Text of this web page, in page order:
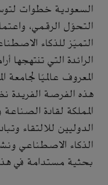
السعودية خطوات
التحوّل الرقمي،
التميّز للذكاء
الرائدة التي تنتهجها
المعروف عالميًا لجامعة
هذه الفرصة الفريدة
المملكة لقادة الصناعة
الدوليين للالتقاء
الذكاء الاصطناعي
بحثية مستدامة في